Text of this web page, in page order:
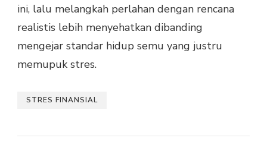
ini, lalu melangkah perlahan dengan rencana
realistis lebih menyehatkan dibanding
mengejar standar hidup semu yang justru
memupuk stres.
STRES FINANSIAL